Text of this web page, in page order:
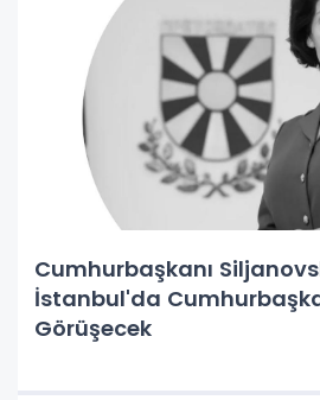
Cumhurbaşkanı
İstanbul'da
Görüşecek